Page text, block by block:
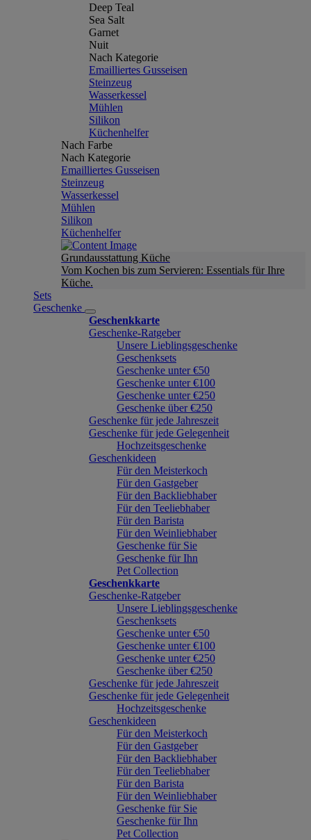
Deep Teal
Sea Salt
Garnet
Nuit
Nach Kategorie
Emailliertes Gusseisen
Steinzeug
Wasserkessel
Mühlen
Silikon
Küchenhelfer
Nach Farbe
Nach Kategorie
Emailliertes Gusseisen
Steinzeug
Wasserkessel
Mühlen
Silikon
Küchenhelfer
Grundausstattung Küche
Vom Kochen bis zum Servieren: Essentials für Ihre
Küche.
Sets
Geschenke
Geschenkkarte
Geschenke-Ratgeber
Unsere Lieblingsgeschenke
Geschenksets
Geschenke unter €50
Geschenke unter €100
Geschenke unter €250
Geschenke über €250
Geschenke für jede Jahreszeit
Geschenke für jede Gelegenheit
Hochzeitsgeschenke
Geschenkideen
Für den Meisterkoch
Für den Gastgeber
Für den Backliebhaber
Für den Teeliebhaber
Für den Barista
Für den Weinliebhaber
Geschenke für Sie
Geschenke für Ihn
Pet Collection
Geschenkkarte
Geschenke-Ratgeber
Unsere Lieblingsgeschenke
Geschenksets
Geschenke unter €50
Geschenke unter €100
Geschenke unter €250
Geschenke über €250
Geschenke für jede Jahreszeit
Geschenke für jede Gelegenheit
Hochzeitsgeschenke
Geschenkideen
Für den Meisterkoch
Für den Gastgeber
Für den Backliebhaber
Für den Teeliebhaber
Für den Barista
Für den Weinliebhaber
Geschenke für Sie
Geschenke für Ihn
Pet Collection